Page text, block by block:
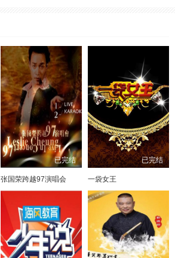
已完结
张国荣跨越97演唱会
已完结
一袋女王